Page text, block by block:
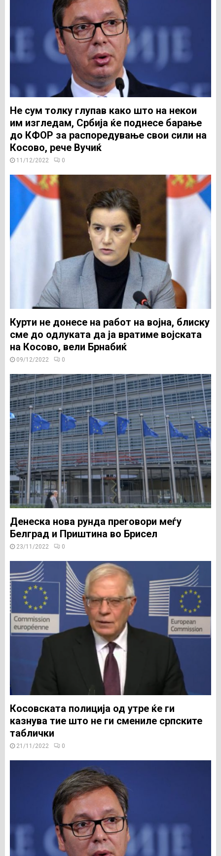
Не сум толку глупав како што на некои
им изгледам, Србија ќе поднесе барање
до КФОР за распоредување свои сили на
Косово, рече Вучиќ
11/12/2022 0
Курти не донесе на работ на војна, блиску
сме до одлуката да ја вратиме војската
на Косово, вели Брнабиќ
09/12/2022 0
Денеска нова рунда преговори меѓу
Белград и Приштина во Брисел
23/11/2022 0
Косовската полиција од утре ќе ги
казнува тие што не ги смениле српските
таблички
21/11/2022 0